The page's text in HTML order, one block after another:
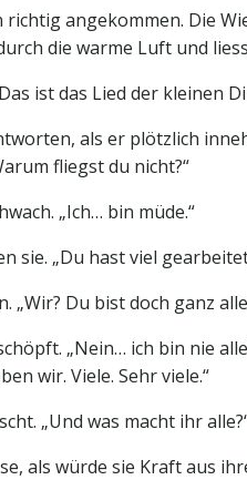
angekommen. Die
die warme Luft und
ist das Lied der kleinen
als er plötzlich
fliegst du nicht?“
„Ich… bin müde.“
sie. „Du hast viel
„Wir? Du bist doch ganz
„Nein… ich bin nie
wir. Viele. Sehr viele.“
„Und was macht ihr
als würde sie Kraft aus